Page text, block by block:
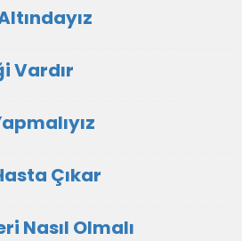
Vardır
Çıkar
Nasıl Olmalı